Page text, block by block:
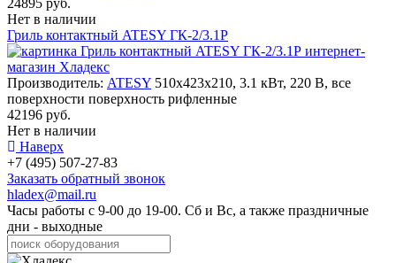
Нет в наличии
Гриль контактный ATESY ГК-2/3.1Р
Производитель: ATESY 510х423х210, 3.1 кВт, 220 В, все
поверхности поверхность рифленные
42196 руб.
Нет в наличии
Наверх
+7 (495) 507-27-83
Заказать обратный звонок
hladex@mail.ru
Часы работы с 9-00 до 19-00. Сб и Вс, а также праздничные
дни - выходные